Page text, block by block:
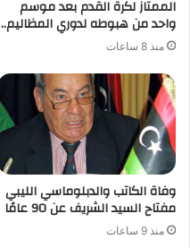
الممتاز لكرة القدم بعد موسم
واحد من هبوطه لدوري المظاليم..
منذ 8 ساعات
وفاة الكاتب والدبلوماسي الليبي
مفتاح السيد الشريف عن 90 عامًا
منذ 9 ساعات